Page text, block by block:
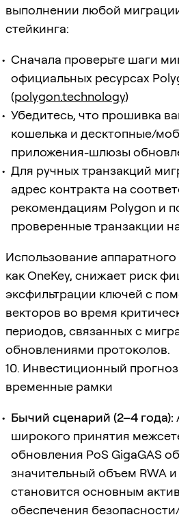
выполнении любой
стейкинга:
Сначала проверьте шаги
официальных ресурсах
(polygon.technology)
Убедитесь, что прошивка
кошелька и десктопные/
приложения-шлюзы
Для ручных транзакций
адрес контракта на
рекомендациям Polygon и
проверенные транзакции
Использование аппаратного
как OneKey, снижает риск
эксфильтрации ключей с
векторов во время
периодов, связанных с
обновлениями протоколов.
10. Инвестиционный
временные рамки
Бычий сценарий (2–4 года):
широкого принятия
обновления PoS GigaGAS
значительный объем RWA
становится основным
обеспечения